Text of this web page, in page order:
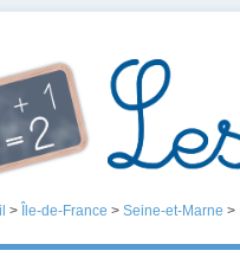
> Île-de-France > Seine-et-Marne >